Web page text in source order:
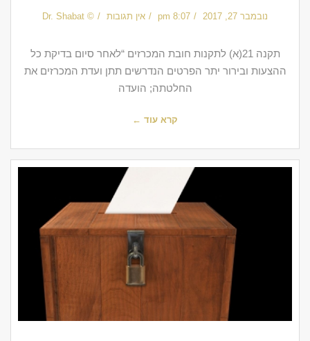
נובמבר 27, 2017 8:07 pm אין תגובות © Dr. Shabat
תקנה 21(א) לתקנות חובת המכרזים “לאחר סיום בדיקת כל
ההצעות ובירור יתר הפרטים הנדרשים תתן ועדת המכרזים את
החלטתה; הועדה
קרא עוד ←